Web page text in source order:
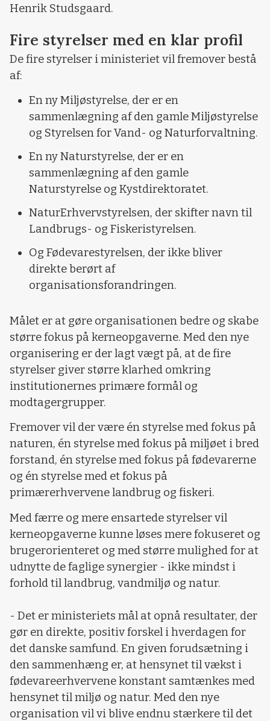
Henrik Studsgaard.
Fire styrelser med en klar profil
De fire styrelser i ministeriet vil fremover bestå
af:
En ny Miljøstyrelse, der er en
sammenlægning af den gamle Miljøstyrelse
og Styrelsen for Vand- og Naturforvaltning.
En ny Naturstyrelse, der er en
sammenlægning af den gamle
Naturstyrelse og Kystdirektoratet.
NaturErhvervstyrelsen, der skifter navn til
Landbrugs- og Fiskeristyrelsen.
Og Fødevarestyrelsen, der ikke bliver
direkte berørt af
organisationsforandringen.
Målet er at gøre organisationen bedre og skabe
større fokus på kerneopgaverne. Med den nye
organisering er der lagt vægt på, at de fire
styrelser giver større klarhed omkring
institutionernes primære formål og
modtagergrupper.
Fremover vil der være én styrelse med fokus på
naturen, én styrelse med fokus på miljøet i bred
forstand, én styrelse med fokus på fødevarerne
og én styrelse med et fokus på
primærerhvervene landbrug og fiskeri.
Med færre og mere ensartede styrelser vil
kerneopgaverne kunne løses mere fokuseret og
brugerorienteret og med større mulighed for at
udnytte de faglige synergier - ikke mindst i
forhold til landbrug, vandmiljø og natur.
- Det er ministeriets mål at opnå resultater, der
gør en direkte, positiv forskel i hverdagen for
det danske samfund. En given forudsætning i
den sammenhæng er, at hensynet til vækst i
fødevareerhvervene konstant samtænkes med
hensynet til miljø og natur. Med den nye
organisation vil vi blive endnu stærkere til det